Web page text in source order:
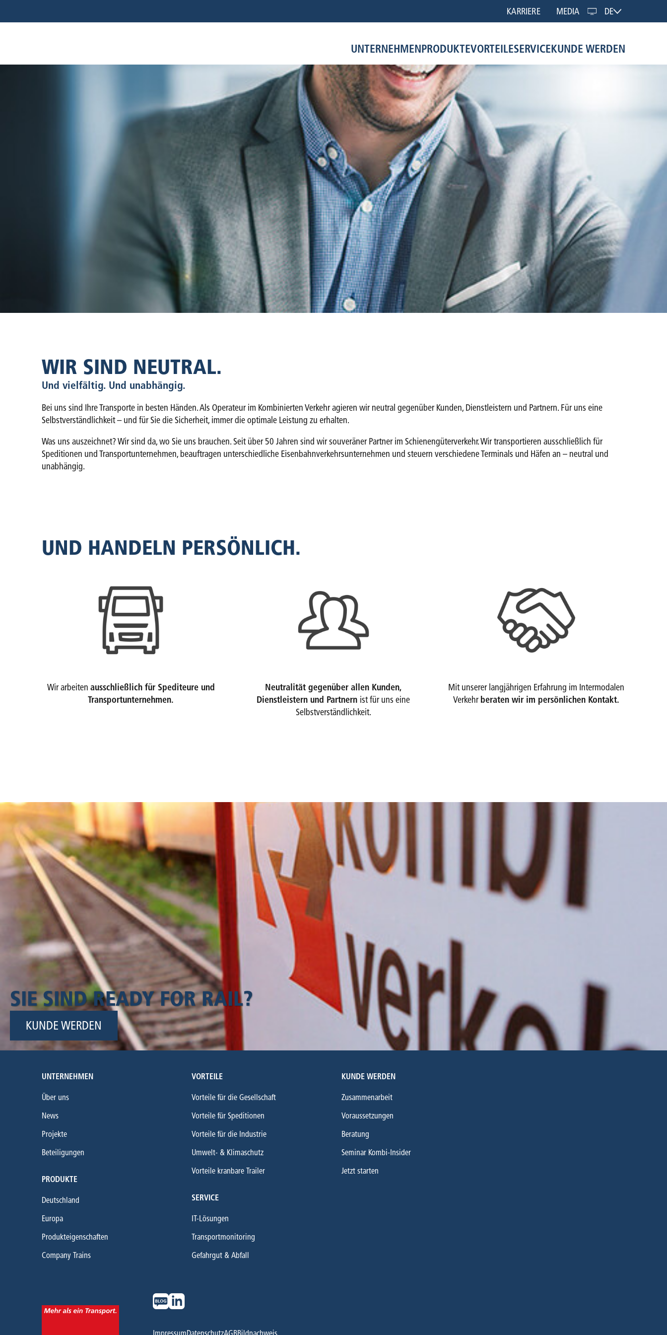
KARRIERE MEDIA DE
UNTERNEHMENPRODUKTEVORTEILESERVICEKUNDE WERDEN
WIR SIND NEUTRAL.
Und vielfältig. Und unabhängig.
Bei uns sind Ihre Transporte in besten Händen. Als Operateur im Kombinierten Verkehr agieren wir neutral gegenüber Kunden, Dienstleistern und Partnern. Für uns eine
Selbstverständlichkeit – und für Sie die Sicherheit, immer die optimale Leistung zu erhalten.
Was uns auszeichnet? Wir sind da, wo Sie uns brauchen. Seit über 50 Jahren sind wir souveräner Partner im Schienengüterverkehr. Wir transportieren ausschließlich für
Speditionen und Transportunternehmen, beauftragen unterschiedliche Eisenbahnverkehrsunternehmen und steuern verschiedene Terminals und Häfen an – neutral und
unabhängig.
UND HANDELN PERSÖNLICH.
Wir arbeiten ausschließlich für Spediteure und
Transportunternehmen.
Neutralität gegenüber allen Kunden,
Dienstleistern und Partnern ist für uns eine
Selbstverständlichkeit.
Mit unserer langjährigen Erfahrung im Intermodalen
Verkehr beraten wir im persönlichen Kontakt.
SIE SIND READY FOR RAIL?
KUNDE WERDEN
UNTERNEHMEN
Über uns
News
Projekte
Beteiligungen
PRODUKTE
Deutschland
Europa
Produkteigenschaften
Company Trains
VORTEILE
Vorteile für die Gesellschaft
Vorteile für Speditionen
Vorteile für die Industrie
Umwelt- & Klimaschutz
Vorteile kranbare Trailer
SERVICE
IT-Lösungen
Transportmonitoring
Gefahrgut & Abfall
KUNDE WERDEN
Zusammenarbeit
Voraussetzungen
Beratung
Seminar Kombi-Insider
Jetzt starten